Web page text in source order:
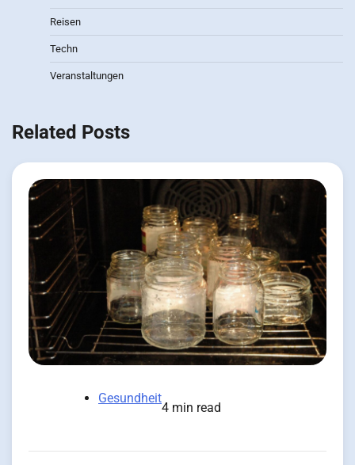
Reisen
Techn
Veranstaltungen
Related Posts
Gesundheit
4 min read